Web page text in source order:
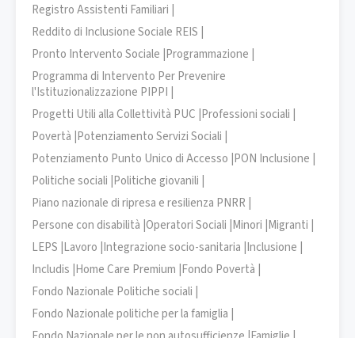
Registro Assistenti Familiari |
Reddito di Inclusione Sociale REIS |
Pronto Intervento Sociale |Programmazione |
Programma di Intervento Per Prevenire
l'Istituzionalizzazione PIPPI |
Progetti Utili alla Collettività PUC |Professioni sociali |
Povertà |Potenziamento Servizi Sociali |
Potenziamento Punto Unico di Accesso |PON Inclusione |
Politiche sociali |Politiche giovanili |
Piano nazionale di ripresa e resilienza PNRR |
Persone con disabilità |Operatori Sociali |Minori |Migranti |
LEPS |Lavoro |Integrazione socio-sanitaria |Inclusione |
Includis |Home Care Premium |Fondo Povertà |
Fondo Nazionale Politiche sociali |
Fondo Nazionale politiche per la famiglia |